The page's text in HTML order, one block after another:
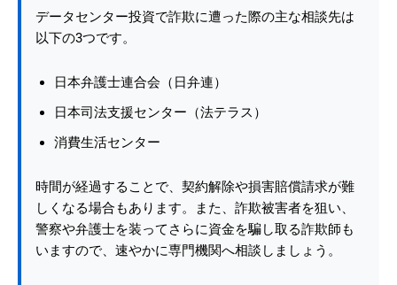
データセンター投資で詐欺に遭った際の主な相談先は
以下の3つです。
日本弁護士連合会（日弁連）
日本司法支援センター（法テラス）
消費生活センター
時間が経過することで、契約解除や損害賠償請求が難
しくなる場合もあります。また、詐欺被害者を狙い、
警察や弁護士を装ってさらに資金を騙し取る詐欺師も
いますので、速やかに専門機関へ相談しましょう。